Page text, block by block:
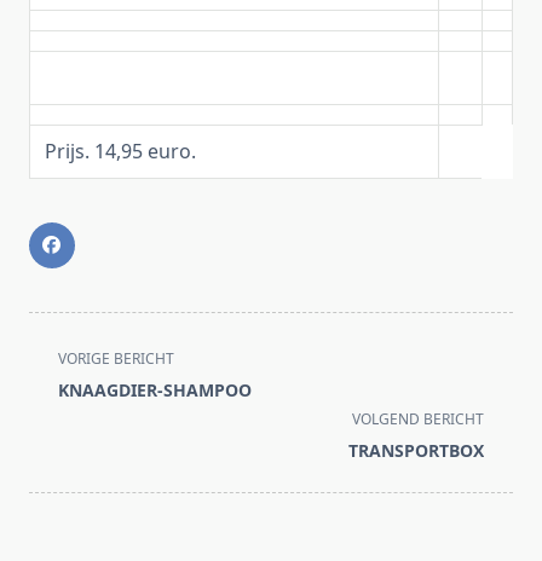
Prijs. 14,95 euro.
<span
class="nav-
text">Pagina</span>
VORIGE BERICHT
KNAAGDIER-SHAMPOO
VOLGEND BERICHT
TRANSPORTBOX